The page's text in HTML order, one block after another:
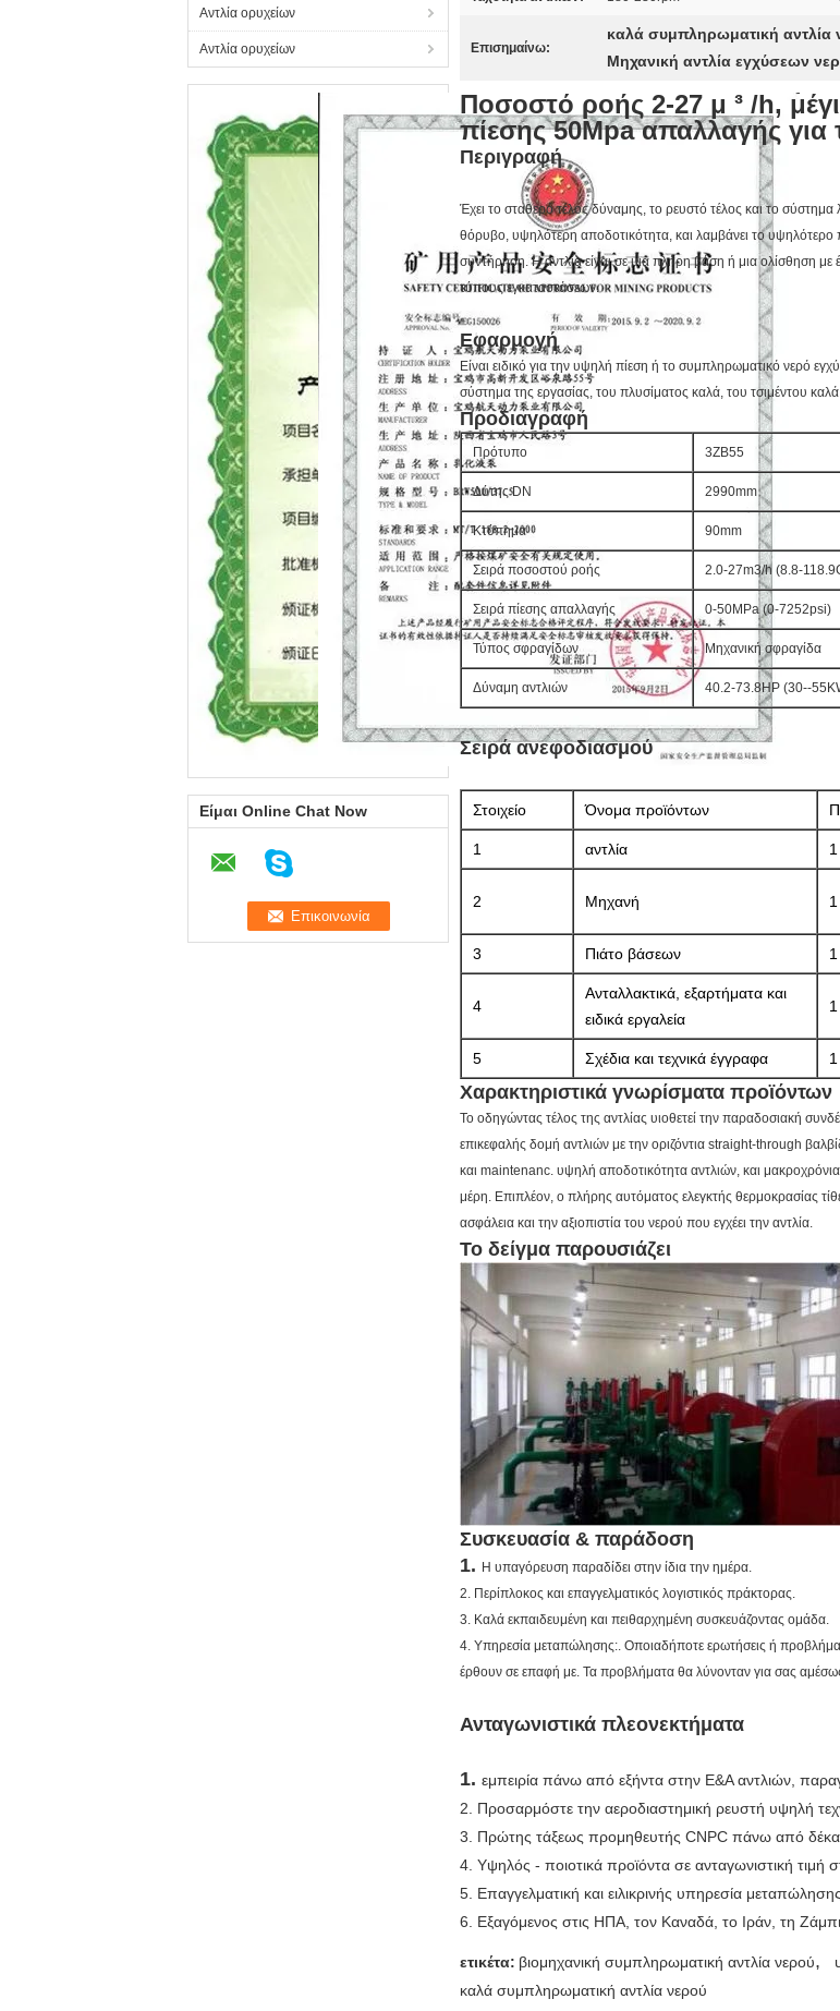
Αντλία ορυχείων
Αντλία ορυχείων
Είμαι Online Chat Now
Επισημαίνω:
καλά συμπληρωματική αντλία
Μηχανική αντλία εγχύσεων
Ποσοστό ροής 2-27 μ ³ /h,
πίεσης 50Mpa απαλλαγής
Περιγραφή
Έχει το σταθερό τέλος δύναμης, το ρευστό τέλος και το
θόρυβο, υψηλότερη αποδοτικότητα, και λαμβάνει το υψηλότερο
συντήρηση. Η αντλία είναι σε μια πλήρη βάση ή μια ολίσθηση
τύπους εγκαταστάσεων.
Εφαρμογή
Είναι ειδικό για την υψηλή πίεση ή το συμπληρωματικό νερό
σύστημα της εργασίας, του πλυσίματος καλά, του τσιμέντου
Προδιαγραφή
Πρότυπο 3ZB55
Δύτης DN 2990mm
Κτύπημα 90mm
Σειρά ποσοστού ροής 2.0-27m3/h (8.8-
Σειρά πίεσης απαλλαγής 0-50MPa (0-7252psi)
Τύπος σφραγίδων Μηχανική σφραγίδα
Δύναμη αντλιών 40.2-73.8HP (30--
Σειρά ανεφοδιασμού
Στοιχείο Όνομα προϊόντων
1 αντλία
2 Μηχανή
3 Πιάτο βάσεων
4
Ανταλλακτικά, εξαρτήματα και
ειδικά εργαλεία
5 Σχέδια και τεχνικά έγγραφα
Χαρακτηριστικά γνωρίσματα προϊόντων
Το οδηγώντας τέλος της αντλίας υιοθετεί την παραδοσιακή
επικεφαλής δομή αντλιών με την οριζόντια straight-through
και maintenanc. υψηλή αποδοτικότητα αντλιών, και
μέρη. Επιπλέον, ο πλήρης αυτόματος ελεγκτής θερμοκρασίας
ασφάλεια και την αξιοπιστία του νερού που εγχέει την αντλία.
Το δείγμα παρουσιάζει
Συσκευασία & παράδοση
1. Η υπαγόρευση παραδίδει στην ίδια την ημέρα.
2. Περίπλοκος και επαγγελματικός λογιστικός πράκτορας.
3. Καλά εκπαιδευμένη και πειθαρχημένη συσκευάζοντας ομάδα.
4. Υπηρεσία μεταπώλησης:. Οποιαδήποτε ερωτήσεις ή
έρθουν σε επαφή με. Τα προβλήματα θα λύνονταν για σας
Ανταγωνιστικά πλεονεκτήματα
1. εμπειρία πάνω από εξήντα στην Ε&Α αντλιών,
2. Προσαρμόστε την αεροδιαστημική ρευστή υψηλή
3. Πρώτης τάξεως προμηθευτής CNPC πάνω από δέκα
4. Υψηλός - ποιοτικά προϊόντα σε ανταγωνιστική τιμή
5. Επαγγελματική και ειλικρινής υπηρεσία
6. Εξαγόμενος στις ΗΠΑ, τον Καναδά, το Ιράν, τη
ετικέτα: βιομηχανική συμπληρωματική αντλία νερού,
καλά συμπληρωματική αντλία νερού